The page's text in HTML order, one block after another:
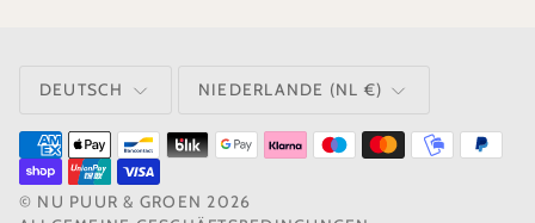
DEUTSCH WÄHRUNG
NIEDERLANDE (NL €)
© NU PUUR & GROEN 2026